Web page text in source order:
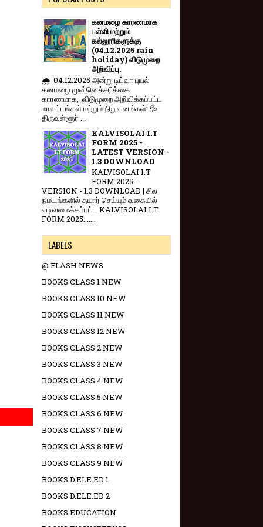
கனமழை காரணமாக
பள்ளி மற்றும்
கல்லூரிகளுக்கு
(04.12.2025 rain
holiday) விடுமுறை
அறிவிப்பு.
🌧️ 04.12.2025 அன்று டிட்வா புயல்
கனமழை முன்னெச்சரிக்கை
காரணமாக, விடுமுறை அறிவிக்கப்பட்ட
மாவட்டங்கள் மற்றும் நிறுவனங்கள்: 💦
திருவள்ளூர் ...
KALVISOLAI I.T
FORM 2025 -
LATEST VERSION -
1.3 DOWNLOAD
KALVISOLAI I.T
FORM 2025 -
VERSION - 1.3 DOWNLOAD | சில
நிமிடங்களில் தயார் செய்யும் வகையில்
வடிவமைக்கப்பட்ட KALVISOLAI I.T
FORM 2025.......
LABELS
@ FLASH NEWS
BOOKS CLASS 1 NEW
BOOKS CLASS 10 NEW
BOOKS CLASS 11 NEW
BOOKS CLASS 12 NEW
BOOKS CLASS 2 NEW
BOOKS CLASS 3 NEW
BOOKS CLASS 4 NEW
BOOKS CLASS 5 NEW
BOOKS CLASS 6 NEW
BOOKS CLASS 7 NEW
BOOKS CLASS 8 NEW
BOOKS CLASS 9 NEW
BOOKS D.ELE.ED 1
BOOKS D.ELE.ED 2
BOOKS EDUCATION